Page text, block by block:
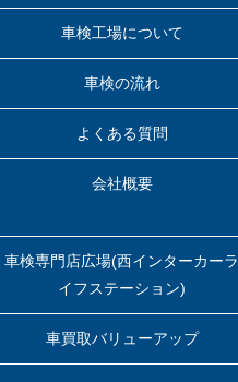
車検工場について
車検の流れ
よくある質問
会社概要
車検専門店広場(西インターカーラ
イフステーション)
車買取バリューアップ